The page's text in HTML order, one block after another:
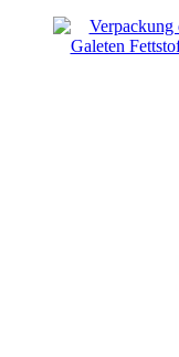
1-2 Filmtabletten
regelmäßige
Inhaltsstoffe pro 1
Vitamin D3 1000
Vitamin K2 50 µg 67 %
Kalzium 250 mg 31 %
* NRV=
** I. E. = Internationale